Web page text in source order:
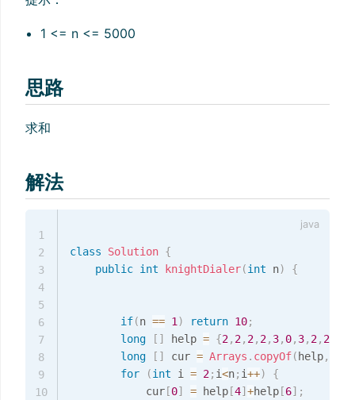
1 <= n <= 5000
思路
求和
解法
class Solution {
public int knightDialer(int n) {
if(n == 1) return 10;
long
[ ] help = {2, 2, 2, 2, 3, 0, 3, 2, 2
long
[ ] cur = Arrays . copyOf( help,
for
(int i = 2; i<n; i++)
{
            cur
[0] = help [4] +help [6] ;
1
2
3
4
5
6
7
8
9
10